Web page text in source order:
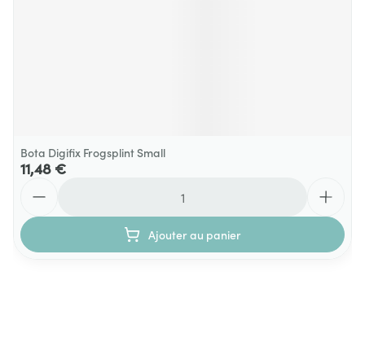
Bota Digifix Frogsplint Small
11,48 €
Ajouter au panier